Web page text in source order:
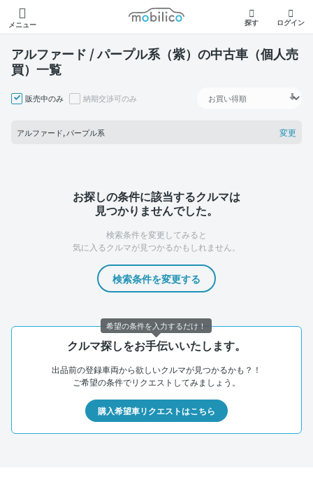
メニュー
モビリコ
探す ログイン
アルファード / パープル系（紫）の中古車（個人売
買）一覧
販売中のみ 納期交渉可のみ
アルファード, パープル系 変更
お探しの条件に該当するクルマは
見つかりませんでした。
検索条件を変更してみると
気に入るクルマが見つかるかもしれません。
検索条件を変更する
クルマ探しをお手伝いいたします。
出品前の登録車両から欲しいクルマが見つかるかも？！
ご希望の条件でリクエストしてみましょう。
購入希望車リクエストはこちら
希望の条件を入力するだけ！